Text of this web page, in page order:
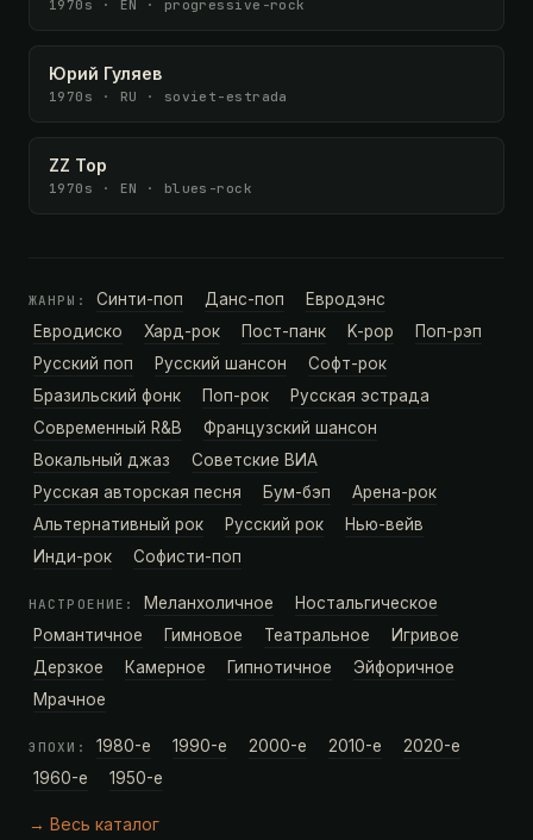
1970s · EN · progressive-rock
Юрий Гуляев
1970s · RU · soviet-estrada
ZZ Top
1970s · EN · blues-rock
ЖАНРЫ: Синти-поп Данс-поп
Евродэнс
Евродиско
Хард-рок Пост-панк K-pop
Поп-рэп
Русский поп
Русский шансон
Софт-рок
Бразильский фонк
Поп-рок
Русская эстрада
Современный R&B
Французский шансон
Вокальный джаз
Советские ВИА
Русская авторская песня
Бум-бэп
Арена-рок
Альтернативный рок
Русский рок
Нью-вейв
Инди-рок
Софисти-поп
НАСТРОЕНИЕ: Меланхоличное
Ностальгическое
Романтичное
Гимновое Театральное
Игривое
Дерзкое
Камерное Гипнотичное
Эйфоричное
Мрачное
ЭПОХИ: 1980-е 1990-е 2000-е 2010-е
2020-е
1960-е
1950-е
→ Весь каталог